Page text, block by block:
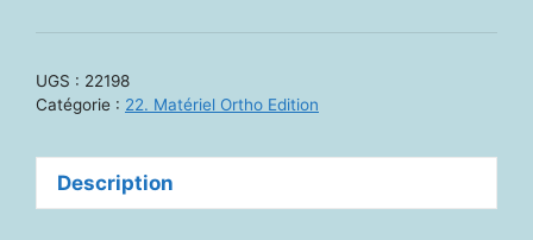
Stimulations
UGS : 22198
Catégorie : 22. Matériel Ortho Edition
Description